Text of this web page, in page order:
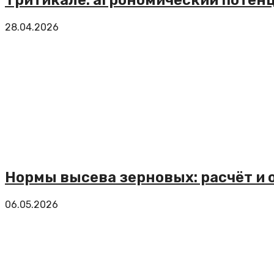
28.04.2026
Нормы высева зерновых: расчёт и
06.05.2026